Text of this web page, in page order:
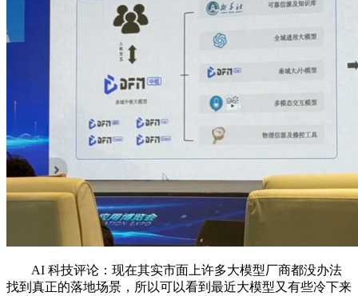
AI 科技评论：现在其实市面上许多大模型厂商都没办法
找到真正的落地场景，所以可以看到最近大模型又有些冷下来